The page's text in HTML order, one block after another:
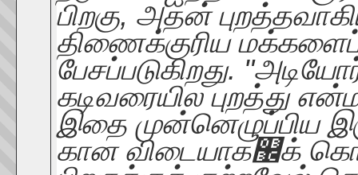
பிறகு, அதன்
திணைக்குரிய
பேசப்படுகிறது.
கடிவரையில புறத்து
இதை முன்னெழுப்பிய
கான விடையாக஼க்